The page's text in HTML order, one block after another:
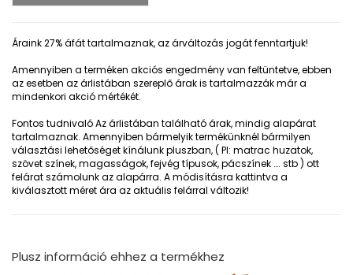
Áraink 27% áfát tartalmaznak, az árváltozás jogát fenntartjuk!
Amennyiben a terméken akciós engedmény van feltüntetve, ebben
az esetben az árlistában szereplő árak is tartalmazzák már a
mindenkori akció mértékét.
Fontos tudnivalóAz árlistában található árak, mindig alapárat
tartalmaznak. Amennyiben bármelyik termékünknél bármilyen
választási lehetőséget kínálunk pluszban, ( Pl: matrac huzatok,
szövet színek, magasságok, fejvég típusok, pácszínek …. stb ) ott
felárat számolunk az alapárra. A módisításra kattintva a
kiválasztott méret ára az aktuális felárral változik!
Plusz információ ehhez a termékhez